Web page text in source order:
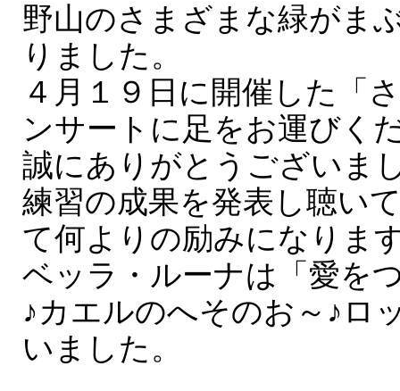
野山のさまざまな緑がま
りました。
４月１９日に開催した「
ンサートに足をお運びく
誠にありがとうございま
練習の成果を発表し聴い
て何よりの励みになりま
ベッラ・ルーナは「愛を
♪カエルのへそのお～♪
いました。